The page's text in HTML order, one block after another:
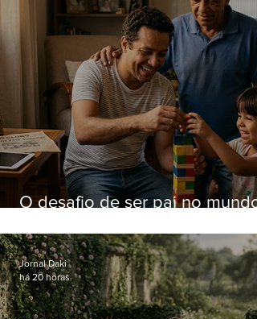
O desafio de ser pai no mundo
Jornal Daki
há 20 horas